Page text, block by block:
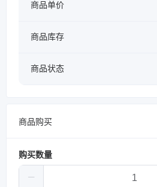
商品单价
商品库存
商品状态
商品购买
购买数量